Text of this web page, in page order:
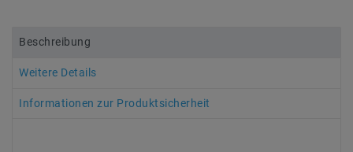
Beschreibung
Weitere Details
Informationen zur Produktsicherheit